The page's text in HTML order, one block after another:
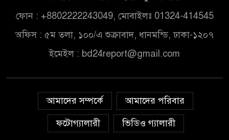
ফোন : +8802222243049, মোবাইলঃ 01324-414545
অফিস : ৫ম তলা, ১০০/এ শুক্রাবাদ, ধানমন্ডি, ঢাকা-১২০৭
ইমেইল : bd24report@gmail.com
আমাদের সম্পর্কে
আমাদের পরিবার
ফটোগ্যালারী
ভিডিও গ্যালারী